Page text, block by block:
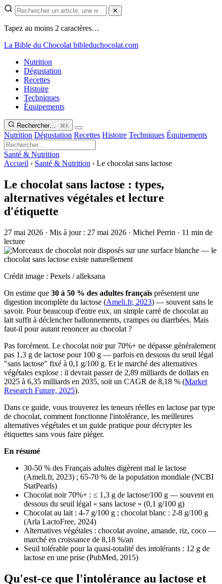
✕
Tapez au moins 2 caractères…
La Bible du Chocolat bibleduchocolat.com
Nutrition
Dégustation
Recettes
Histoire
Techniques
Équipements
Rechercher… ⌘K
Nutrition Dégustation Recettes Histoire Techniques Équipements
Santé & Nutrition
Accueil › Santé & Nutrition › Le chocolat sans lactose
Le chocolat sans lactose : types,
alternatives végétales et lecture
d'étiquette
27 mai 2026 · Mis à jour : 27 mai 2026 · Michel Perrin · 11 min de
lecture
Crédit image : Pexels / alleksana
On estime que 30 à 50 % des adultes français présentent une
digestion incomplète du lactose (Ameli.fr, 2023) — souvent sans le
savoir. Pour beaucoup d'entre eux, un simple carré de chocolat au
lait suffit à déclencher ballonnements, crampes ou diarrhées. Mais
faut-il pour autant renoncer au chocolat ?
Pas forcément. Le chocolat noir pur 70%+ ne dépasse généralement
pas 1,3 g de lactose pour 100 g — parfois en dessous du seuil légal
"sans lactose" fixé à 0,1 g/100 g. Et le marché des alternatives
végétales explose : il devrait passer de 2,89 milliards de dollars en
2025 à 6,35 milliards en 2035, soit un CAGR de 8,18 % (Market
Research Future, 2025).
Dans ce guide, vous trouverez les teneurs réelles en lactose par type
de chocolat, comment fonctionne l'intolérance, les meilleures
alternatives végétales et un guide pratique pour décrypter les
étiquettes sans vous faire piéger.
En résumé
30-50 % des Français adultes digèrent mal le lactose
(Ameli.fr, 2023) ; 65-70 % de la population mondiale (NCBI
StatPearls)
Chocolat noir 70%+ : ≤ 1,3 g de lactose/100 g — souvent en
dessous du seuil légal « sans lactose » (0,1 g/100 g)
Chocolat au lait : 4-7 g/100 g ; chocolat blanc : 2-8 g/100 g
(Arla LactoFree, 2024)
Alternatives végétales : chocolat avoine, amande, riz, coco —
marché en croissance de 8,18 %/an
Seuil tolérable pour la quasi-totalité des intolérants : 12 g de
lactose en une prise (PubMed, 2015)
Qu'est-ce que l'intolérance au lactose et